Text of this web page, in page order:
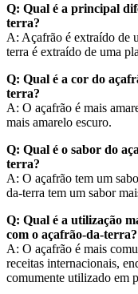
Q: Qual é a principal
terra?
A: Açafrão é extraído de
terra é extraído de uma
Q: Qual é a cor do
terra?
A: O açafrão é mais
mais amarelo escuro.
Q: Qual é o sabor do
terra?
A: O açafrão tem um
da-terra tem um sabor
Q: Qual é a utilização
com o açafrão-da-terra?
A: O açafrão é mais
receitas internacionais,
comumente utilizado em